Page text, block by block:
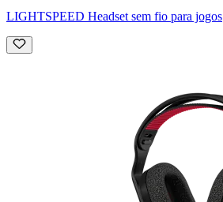
LIGHTSPEED Headset sem fio para jogos